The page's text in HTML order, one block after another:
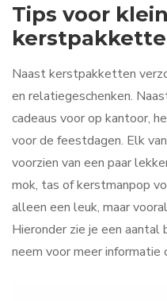
Tips voor
Naast kerstpakketten
en relatiegeschenken.
cadeaus voor op kantoor,
voor de feestdagen. Elk
voorzien van een paar
mok, tas of kerstmanpop
alleen een leuk, maar
Hieronder zie je een
neem voor meer informatie